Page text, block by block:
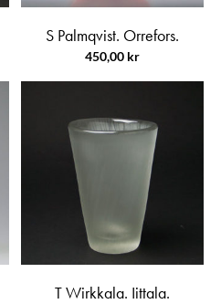
S Palmqvist. Orrefors.
450,00 kr
T Wirkkala. Iittala.